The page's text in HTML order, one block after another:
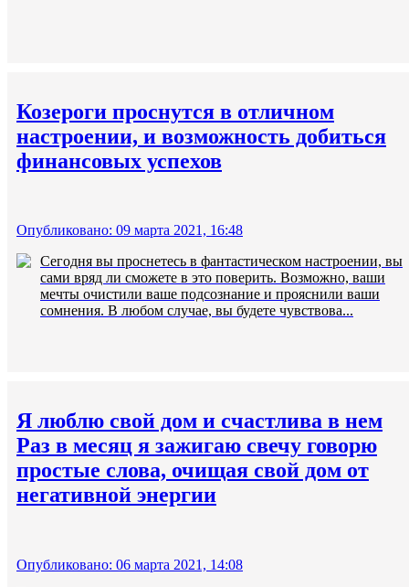
Козероги проснутся в отличном
настроении, и возможность добиться
финансовых успехов
Опубликовано: 09 марта 2021, 16:48
Сегодня вы проснетесь в фантастическом настроении, вы
сами вряд ли сможете в это поверить. Возможно, ваши
мечты очистили ваше подсознание и прояснили ваши
сомнения. В любом случае, вы будете чувствова...
Я люблю свой дом и счастлива в нем
Раз в месяц я зажигаю свечу говорю
простые слова, очищая свой дом от
негативной энергии
Опубликовано: 06 марта 2021, 14:08